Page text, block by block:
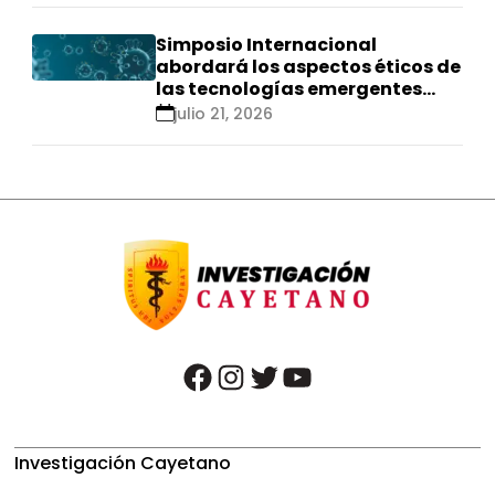
Simposio Internacional
abordará los aspectos éticos de
las tecnologías emergentes
para el control de
julio 21, 2026
facebook instagram twitter youtube
Investigación Cayetano